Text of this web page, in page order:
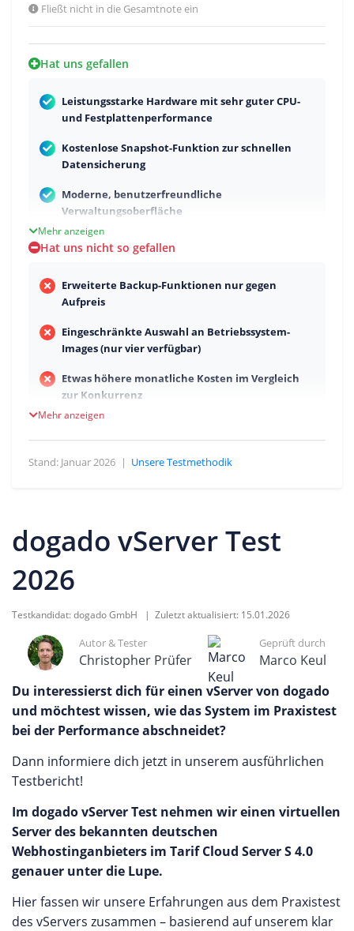
Fließt nicht in die Gesamtnote ein
Hat uns gefallen
Leistungsstarke Hardware mit sehr guter CPU-
und Festplattenperformance
Kostenlose Snapshot-Funktion zur schnellen
Datensicherung
Moderne, benutzerfreundliche
Verwaltungsoberfläche
Gut erreichbarer Kundenservice per Chat und
Telefon sowie umfangreiches HelpCenter
Schnelle Reaktion auf schriftliche
Supportanfragen 7 Tage die Woche
Mehr anzeigen
Hat uns nicht so gefallen
Erweiterte Backup-Funktionen nur gegen
Aufpreis
Eingeschränkte Auswahl an Betriebssystem-
Images (nur vier verfügbar)
Etwas höhere monatliche Kosten im Vergleich
zur Konkurrenz
Mehr anzeigen
Stand: Januar 2026 | Unsere Testmethodik
dogado vServer Test
2026
Testkandidat:dogado GmbH | Zuletzt aktualisiert: 15.01.2026
Autor & Tester
Christopher Prüfer
Geprüft durch
Marco Keul
Du interessierst dich für einen vServer von dogado
und möchtest wissen, wie das System im Praxistest
bei der Performance abschneidet?
Dann informiere dich jetzt in unserem ausführlichen
Testbericht!
Im dogado vServer Test nehmen wir einen virtuellen
Server des bekannten deutschen
Webhostinganbieters im Tarif Cloud Server S 4.0
genauer unter die Lupe.
Hier fassen wir unsere Erfahrungen aus dem Praxistest
des vServers zusammen – basierend auf unserem klar